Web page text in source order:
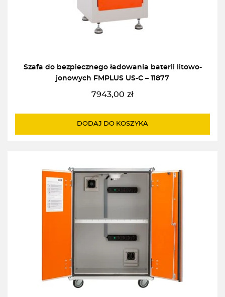
Szafa do bezpiecznego ładowania baterii litowo-
jonowych FMPLUS US-C – 11877
7943,00 zł
DODAJ DO KOSZYKA